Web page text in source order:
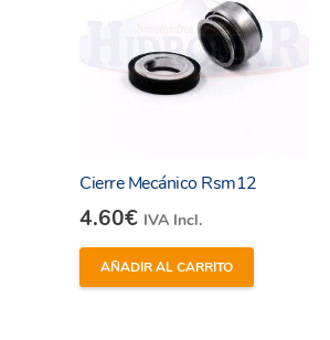
Cierre Mecánico Rsm12
4.60€ IVA Incl.
AÑADIR AL CARRITO